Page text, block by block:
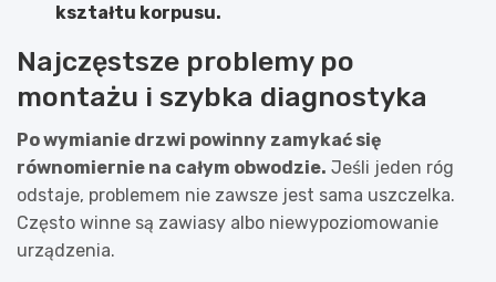
kształtu korpusu.
Najczęstsze problemy po
montażu i szybka diagnostyka
Po wymianie drzwi powinny zamykać się
równomiernie na całym obwodzie. Jeśli jeden róg
odstaje, problemem nie zawsze jest sama uszczelka.
Często winne są zawiasy albo niewypoziomowanie
urządzenia.